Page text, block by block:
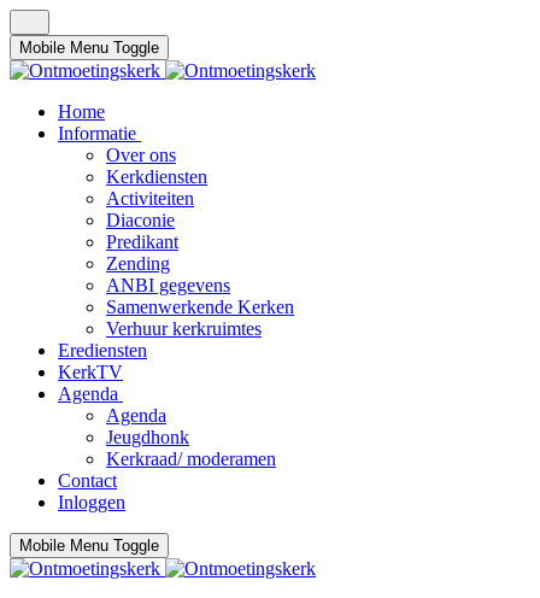
Mobile Menu Toggle
Home
Informatie
Over ons
Kerkdiensten
Activiteiten
Diaconie
Predikant
Zending
ANBI gegevens
Samenwerkende Kerken
Verhuur kerkruimtes
Erediensten
KerkTV
Agenda
Agenda
Jeugdhonk
Kerkraad/ moderamen
Contact
Inloggen
Mobile Menu Toggle